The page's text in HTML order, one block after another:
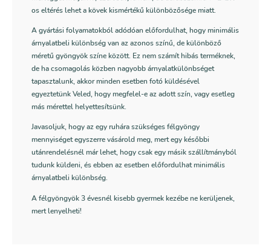
os eltérés lehet a kövek kismértékű különbözősége miatt.
A gyártási folyamatokból adódóan előfordulhat, hogy minimális
árnyalatbeli különbség van az azonos színű, de különböző
méretű gyöngyök színe között. Ez nem számít hibás terméknek,
de ha csomagolás közben nagyobb árnyalatkülönbséget
tapasztalunk, akkor minden esetben fotó küldésével
egyeztetünk Veled, hogy megfelel-e az adott szín, vagy esetleg
más mérettel helyettesítsünk.
Javasoljuk, hogy az egy ruhára szükséges félgyöngy
mennyiséget egyszerre vásárold meg, mert egy későbbi
utánrendelésnél már lehet, hogy csak egy másik szállítmányból
tudunk küldeni, és ebben az esetben előfordulhat minimális
árnyalatbeli különbség.
A félgyöngyök 3 évesnél kisebb gyermek kezébe ne kerüljenek,
mert lenyelheti!